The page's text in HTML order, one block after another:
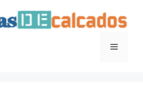
Menu